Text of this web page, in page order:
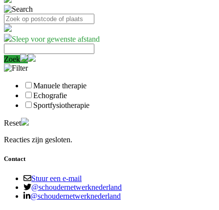
Sleep voor gewenste afstand
Zoek
Manuele therapie
Echografie
Sportfysiotherapie
Reset
Reacties zijn gesloten.
Contact
Stuur een e-mail
@schoudernetwerknederland
@schoudernetwerknederland